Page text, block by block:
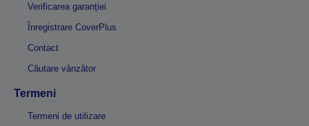
Verificarea garanției
Înregistrare CoverPlus
Contact
Căutare vânzător
Termeni
Termeni de utilizare